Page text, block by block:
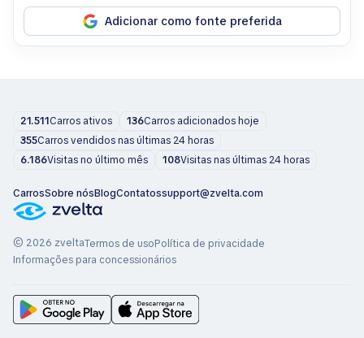
Adicionar como fonte preferida
21.511Carros ativos 136Carros adicionados hoje
355Carros vendidos nas últimas 24 horas
6.186Visitas no último mês 108Visitas nas últimas 24 horas
CarrosSobre nósBlogContatossupport@zvelta.com
© 2026 zveltaTermos de usoPolítica de privacidade
Informações para concessionários